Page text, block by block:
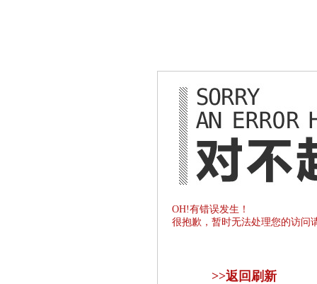
OH!有错误发生！
很抱歉，暂时无法处理您的访问
>>返回刷新